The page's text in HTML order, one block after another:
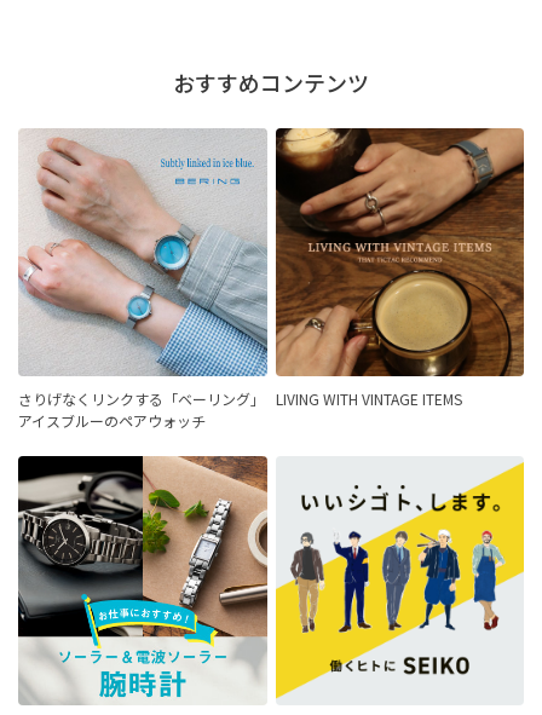
おすすめコンテンツ
さりげなくリンクする「ベーリング」
アイスブルーのペアウォッチ
LIVING WITH VINTAGE ITEMS